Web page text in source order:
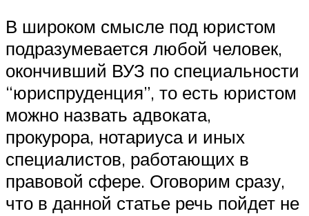
В широком смысле под юристом
подразумевается любой человек,
окончивший ВУЗ по специальности
“юриспруденция”, то есть юристом
можно назвать адвоката,
прокурора, нотариуса и иных
специалистов, работающих в
правовой сфере. Оговорим сразу,
что в данной статье речь пойдет не